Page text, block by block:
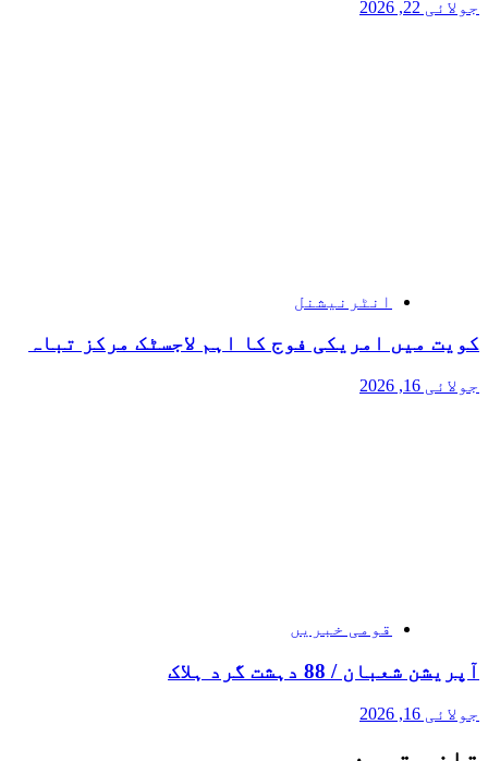
جولائی 22, 2026
انٹرنیشنل
کویت میں امریکی فوج کا اہم لاجسٹک مرکز تباہ
جولائی 16, 2026
قومی خبریں
آپریشن شعبان / 88 دہشت گرد ہلاک
جولائی 16, 2026